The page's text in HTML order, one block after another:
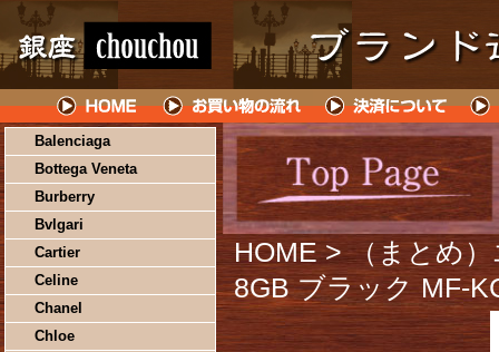
Balenciaga
Bottega Veneta
Burberry
Bvlgari
Cartier
Celine
Chanel
Chloe
HOME > （まとめ
8GB ブラック MF-